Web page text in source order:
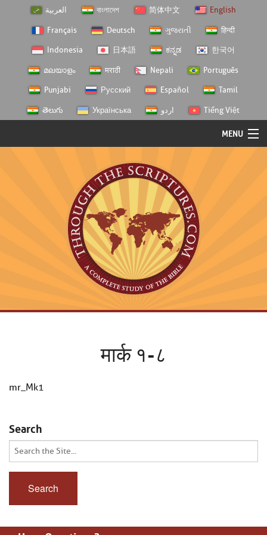
العربية বাংলাদেশ 简体中文 English
Français Deutsch ગુજરાતી हिन्दी
Indonesia 日本語 ಕನ್ನಡ 한국어
മലയാളം मराठी Nepali Português
Punjabi Русский Español Tamil
తెలుగు Українська اردو Tiếng Việt
MENU
Semester Studies
मार्क १-८
mr_Mk1
Search
Search